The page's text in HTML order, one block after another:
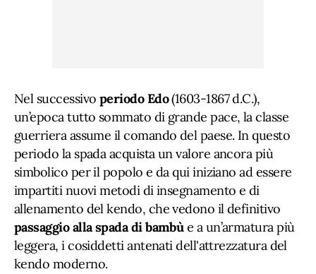
Nel successivo periodo Edo(1603-1867 d.C.),
un’epoca tutto sommato di grande pace, la classe
guerriera assume il comando del paese. In questo
periodo la spada acquista un valore ancora più
simbolico per il popolo e da qui iniziano ad essere
impartiti nuovi metodi di insegnamento e di
allenamento del kendo, che vedono il definitivo
passaggio alla spada di bambùe a un’armatura più
leggera, i cosiddetti antenati dell'attrezzatura del
kendo moderno.